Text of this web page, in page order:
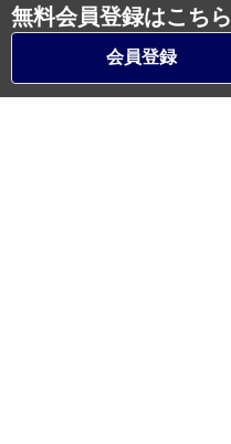
無料会員登録はこちら
会員登録